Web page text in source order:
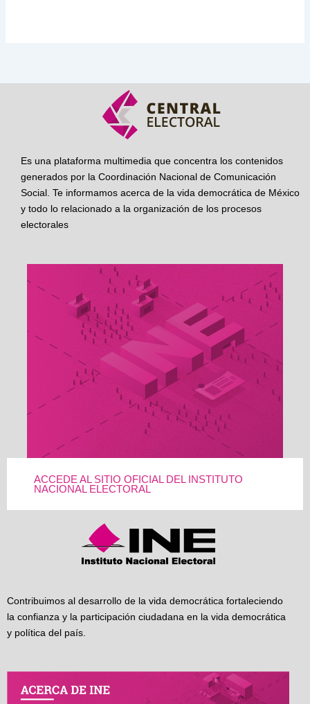
Es una plataforma multimedia que concentra los contenidos
generados por la Coordinación Nacional de Comunicación
Social. Te informamos acerca de la vida democrática de México
y todo lo relacionado a la organización de los procesos
electorales
ACCEDE AL SITIO OFICIAL DEL INSTITUTO
NACIONAL ELECTORAL
Contribuimos al desarrollo de la vida democrática fortaleciendo
la confianza y la participación ciudadana en la vida democrática
y política del país.